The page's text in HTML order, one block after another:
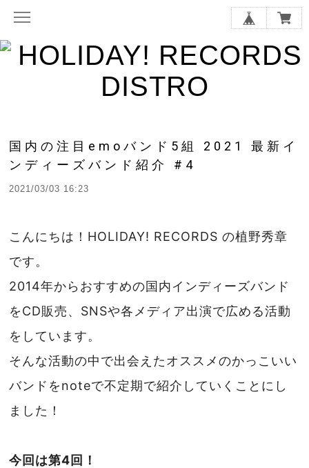
国内の注目emoバンド5組 2021 最新イ
ンディーズバンド紹介 #4
2021/03/03 16:23
こんにちは！HOLIDAY! RECORDS の植野秀章
です。
2014年からおすすめの国内インディーズバンド
をCD販売、SNSや各メディア出演で広める活動
をしています。
そんな活動の中で出会えたオススメのかっこいい
バンドをnoteで不定期で紹介していくことにし
ました！
今回は第4回！